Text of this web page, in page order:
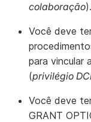
colaboração).
Você deve
para vincular
(privilégio
Você deve
GRANT